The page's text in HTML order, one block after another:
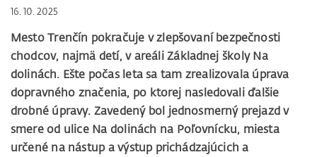
16. 10. 2025
Mesto Trenčín pokračuje v zlepšovaní bezpečnosti
chodcov, najmä detí, v areáli Základnej školy Na
dolinách. Ešte počas leta sa tam zrealizovala úprava
dopravného značenia, po ktorej nasledovali ďalšie
drobné úpravy. Zavedený bol jednosmerný prejazd v
smere od ulice Na dolinách na Poľovnícku, miesta
určené na nástup a výstup prichádzajúcich a